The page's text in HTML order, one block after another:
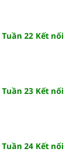
22 Kết nối
23 Kết nối
24 Kết nối